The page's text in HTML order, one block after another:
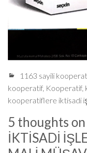
1163 sayili
kooperatif, Kooperatif,
kooperatiflere iktisadi
5 thoughts on
İKTİSADİ